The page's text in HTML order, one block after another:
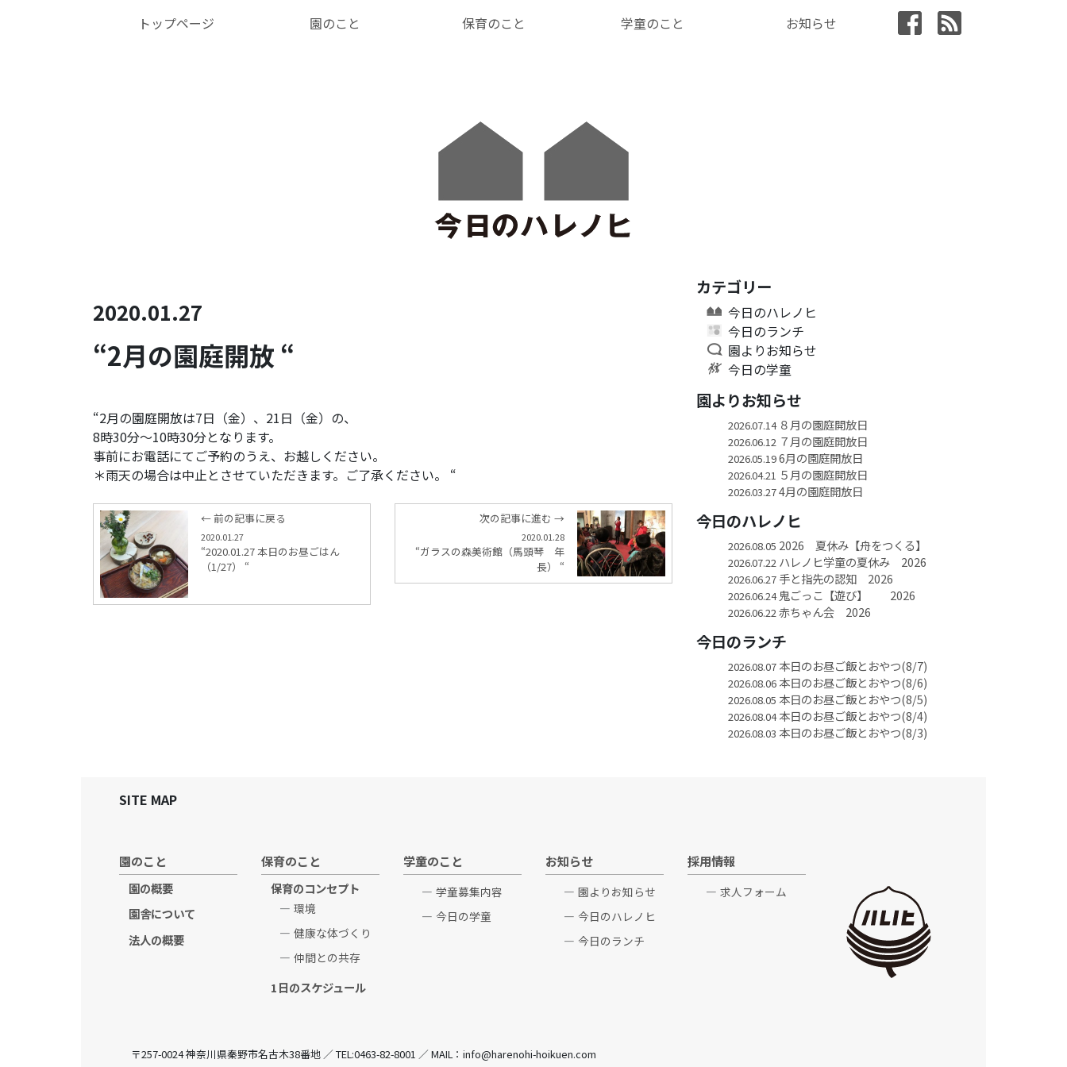
トップページ 園のこと 保育のこと 学童のこと お知らせ
2020.01.27
“2月の園庭開放 “
“2月の園庭開放は7日（金）、21日（金）の、
8時30分～10時30分となります。
事前にお電話にてご予約のうえ、お越しください。
＊雨天の場合は中止とさせていただきます。ご了承ください。 “
← 前の記事に戻る
2020.01.27
“2020.01.27 本日のお昼ごはん
（1/27） “
次の記事に進む →
2020.01.28
“ガラスの森美術館（馬頭琴 年
長） “
カテゴリー
今日のハレノヒ
今日のランチ
園よりお知らせ
今日の学童
園よりお知らせ
2026.07.14８月の園庭開放日
2026.06.12 ７月の園庭開放日
2026.05.196月の園庭開放日
2026.04.21 ５月の園庭開放日
2026.03.274月の園庭開放日
今日のハレノヒ
2026.08.05 2026 夏休み【舟をつくる】
2026.07.22 ハレノヒ学童の夏休み 2026
2026.06.27手と指先の認知 2026
2026.06.24鬼ごっこ【遊び】 2026
2026.06.22 赤ちゃん会 2026
今日のランチ
2026.08.07本日のお昼ご飯とおやつ(8/7)
2026.08.06本日のお昼ご飯とおやつ(8/6)
2026.08.05 本日のお昼ご飯とおやつ(8/5)
2026.08.04本日のお昼ご飯とおやつ(8/4)
2026.08.03 本日のお昼ご飯とおやつ(8/3)
SITE MAP
園のこと
園の概要
園舎について
法人の概要
保育のこと
保育のコンセプト
環境
健康な体づくり
仲間との共存
1日のスケジュール
学童のこと
学童募集内容
今日の学童
お知らせ
園よりお知らせ
今日のハレノヒ
今日のランチ
採用情報
求人フォーム
〒257-0024 神奈川県秦野市名古木38番地 ／ TEL:0463-82-8001 ／ MAIL：info@harenohi-hoikuen.com